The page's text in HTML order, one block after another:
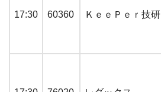
17:30 60360 ＫｅｅＰｅｒ技研